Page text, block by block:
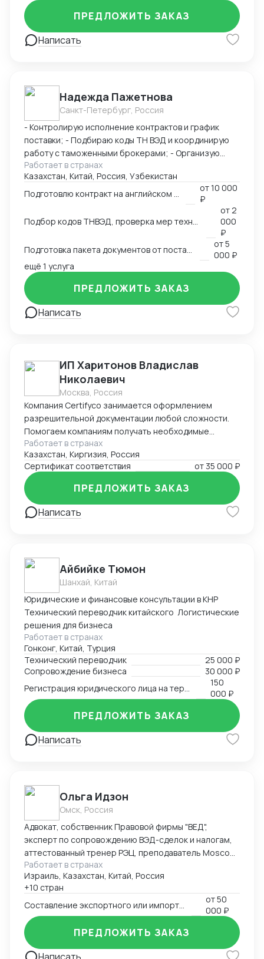
Написать
ПРЕДЛОЖИТЬ ЗАКАЗ
Надежда Пажетнова
Санкт-Петербург, Россия
- Контролирую исполнение контрактов и график
поставки; - Подбираю коды ТН ВЭД и координирую
работу с таможенными брокерами; - Организую
сертификацию и взаимодействие с
аккредитованными органами; - Снижаю расходы за
счёт оптимизации логистики и правильного кода; -
Обеспечиваю юридическую чистоту сделок,
точность инвойсов, упаковочных листов, контрактов.
Работает в странах
Казахстан, Китай, Россия, Узбекистан
от10 000
₽
Подбор кодов ТНВЭД, проверка мер технического регулирования, запретов и ограничений
от2
000
₽
от5
000 ₽
ещё 1 услуга
Написать
ПРЕДЛОЖИТЬ ЗАКАЗ
ИП Харитонов Владислав
Николаевич
Москва, Россия
Компания Certifyco занимается оформлением
разрешительной документации любой сложности.
Помогаем компаниям получать необходимые
документы для импорта, экспорта, реализации
продукции. Решаем самые сложные задачи.
Работает в странах
Казахстан, Киргизия, Россия
Сертификат соответствия
от 35 000 ₽
Написать
ПРЕДЛОЖИТЬ ЗАКАЗ
Айбийке Тюмон
Шанхай, Китай
Юридические и финансовые консультации в КНР
Технический переводчик китайского Логистические
решения для бизнеса
Работает в странах
Гонконг, Китай, Турция
Технический переводчик
25 000 ₽
Сопровождение бизнеса
30 000 ₽
150
000 ₽
Написать
ПРЕДЛОЖИТЬ ЗАКАЗ
Ольга Идзон
Омск, Россия
Адвокат, собственник Правовой фирмы "ВЕД",
эксперт по сопровождению ВЭД-сделок и налогам,
аттестованный тренер РЭЦ, преподаватель Moscow
Digital School. Неоднократно признана одним из
лучших юристов по ВЭД рейтингом юристов России
Право.ру-300, Коммерсантъ. Деятельность фирмы
"ВЕД" по направлению ВЭД отмечена Forbes Legal.
Работает в странах
Израиль, Казахстан, Китай, Россия
+10 стран
от50
000 ₽
ПРЕДЛОЖИТЬ ЗАКАЗ